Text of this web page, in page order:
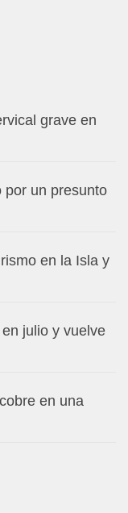
grave en
por un presunto
en la Isla y
julio y vuelve
en una